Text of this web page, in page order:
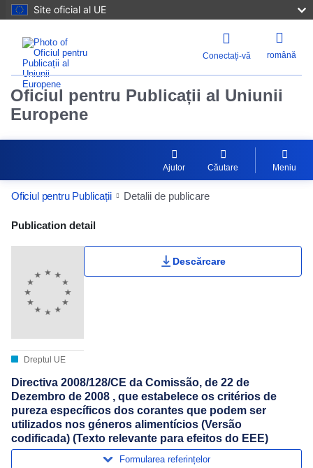
Site oficial al UE
Conectați-vă română
Oficiul pentru Publicații al Uniunii
Europene
Ajutor Căutare Meniu
Oficiul pentru Publicații Detalii de publicare
Publication Detail Actions Portlet
Publication detail
Dreptul UE
Descărcare
Directiva 2008/128/CE da Comissão, de 22 de
Dezembro de 2008 , que estabelece os critérios de
pureza específicos dos corantes que podem ser
utilizados nos géneros alimentícios (Versão
codificada) (Texto relevante para efeitos do EEE)
Formularea referințelor